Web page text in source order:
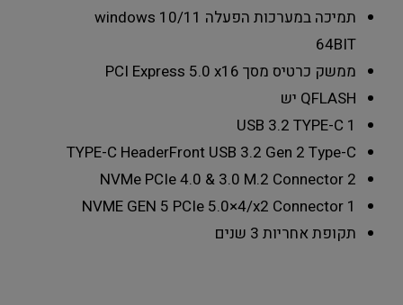
תמיכה במערכות הפעלה windows 10/11
64BIT
ממשק כרטיס מסך PCI Express 5.0 x16
QFLASH יש
USB 3.2 TYPE-C 1
TYPE-C HeaderFront USB 3.2 Gen 2 Type-C
NVMe PCIe 4.0 & 3.0 M.2 Connector 2
NVME GEN 5 PCIe 5.0×4/x2 Connector 1
תקופת אחריות 3 שנים